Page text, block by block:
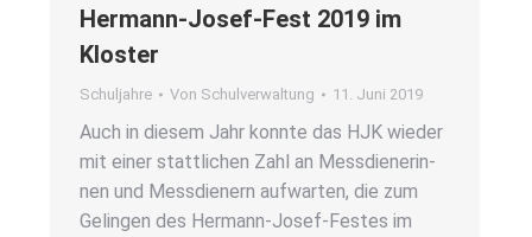
Her­mann-Josef-Fest 2019 im
Klos­ter
Schuljahre Von Schulverwaltung 11. Juni 2019
Auch in die­sem Jahr konn­te das HJK wie­der
mit einer statt­li­chen Zahl an Mess­die­ne­rin­
nen und Mess­die­nern auf­war­ten, die zum
Gelin­gen des Her­­mann-Josef-Fes­­tes im